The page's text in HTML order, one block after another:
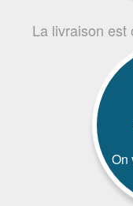
La livraison
On